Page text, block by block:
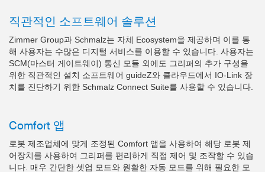
직관적인 소프트웨어 솔루션
Zimmer Group과 Schmalz는 자체 Ecosystem을 제공하며 이를 통
해 사용자는 수많은 디지털 서비스를 이용할 수 있습니다. 사용자는
SCM(마스터 게이트웨이) 통신 모듈 외에도 그리퍼의 추가 구성을
위한 직관적인 설치 소프트웨어 guideZ와 클라우드에서 IO-Link 장
치를 진단하기 위한 Schmalz Connect Suite를 사용할 수 있습니다.
Comfort 앱
로봇 제조업체에 맞게 조정된 Comfort 앱을 사용하여 해당 로봇 제
어장치를 사용하여 그리퍼를 편리하게 직접 제어 및 조작할 수 있습
니다. 매우 간단한 셋업 모드와 원활한 자동 모드를 위해 필요한 모